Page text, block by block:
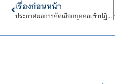
เรื่องก่อนหน้า
ประกาศผลการคัดเลือกบุคคลเข้าปฏิบัติงานในสถาบันเทคโนโลยีจิตรลดาสังกัด โรงเรียนจิตรลดาวิชาชีพ